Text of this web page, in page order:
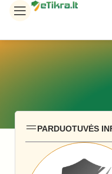
PARDUOTUVĖS